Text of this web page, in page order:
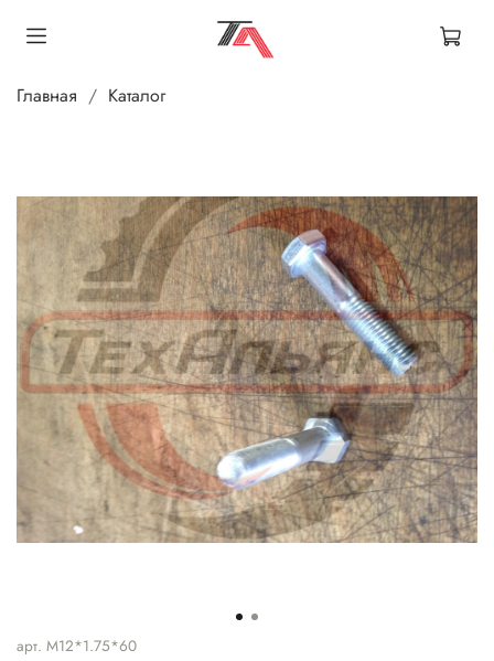
Главная Каталог
арт. M12*1.75*60